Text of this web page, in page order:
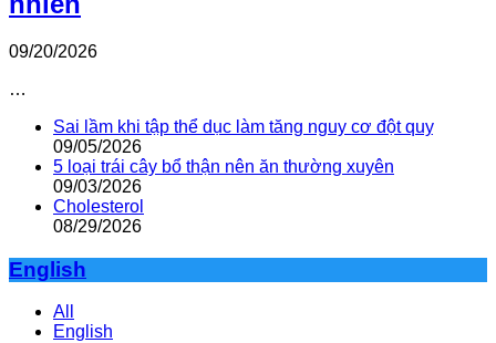
09/20/2026
…
Sai lầm khi tập thể dục làm tăng nguy cơ đột quỵ
09/05/2026
5 loại trái cây bổ thận nên ăn thường xuyên
09/03/2026
Cholesterol
08/29/2026
English
All
English